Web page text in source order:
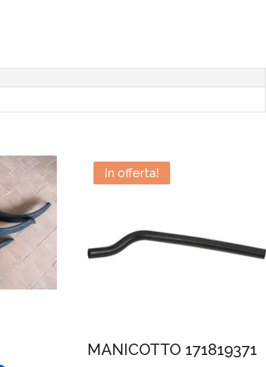
In offerta!
MANICOTTO 171819371